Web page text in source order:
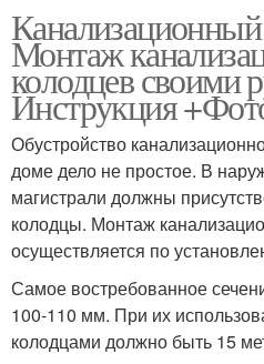
Канализационный
Монтаж
колодцев своими
Инструкция
Обустройство
доме дело не простое. В
магистрали должны
колодцы. Монтаж
осуществляется по
Самое востребованное
100-110 мм. При их
колодцами должно быть 15